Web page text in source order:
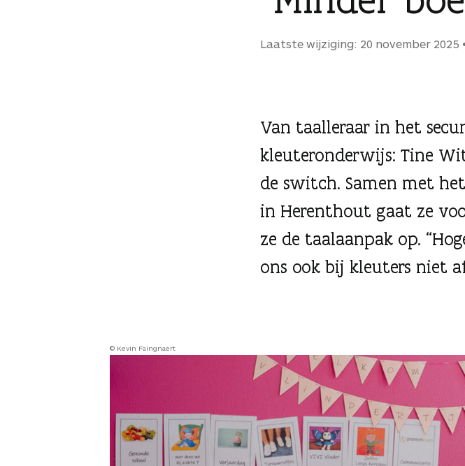
Laatste wijziging: 20 november 2025
Van taalleraar in het
kleuteronderwijs: Tine
de switch. Samen met
in Herenthout gaat ze
ze de taalaanpak op.
ons ook bij kleuters niet
© Kevin Faingnaert